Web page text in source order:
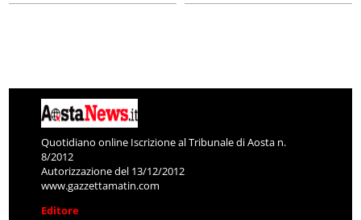
Quotidiano online Iscrizione al Tribunale di Aosta n.
8/2012
Autorizzazione del 13/12/2012
www.gazzettamatin.com
Editore